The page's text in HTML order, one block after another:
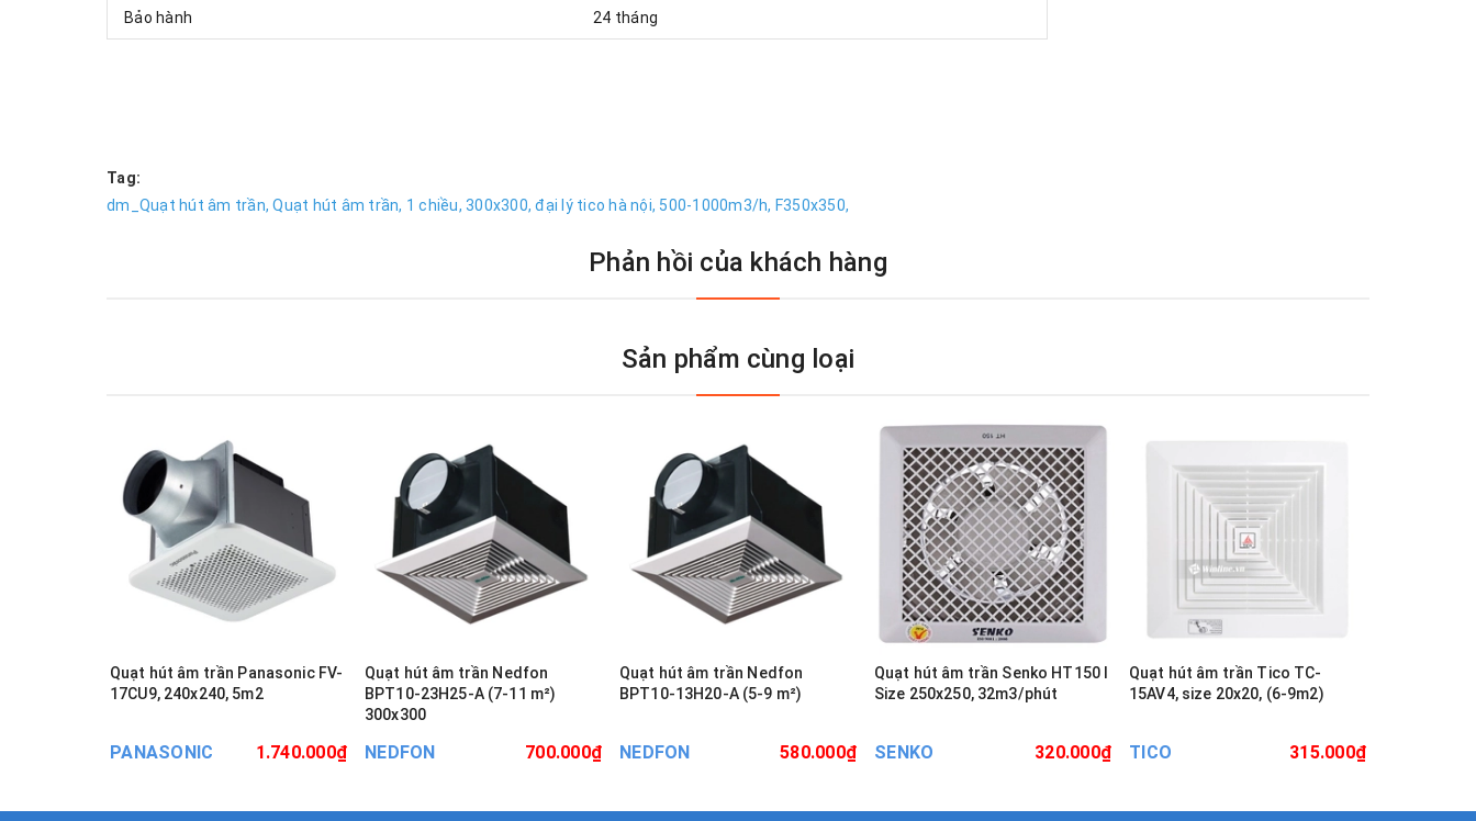
Bảo hành 24 tháng
Tag:
dm_Quạt hút âm trần, Quạt hút âm trần, 1 chiều, 300x300, đại lý tico hà nội, 500-1000m3/h, F350x350,
Phản hồi của khách hàng
Sản phẩm cùng loại
Quạt hút âm trần Panasonic FV-
17CU9, 240x240, 5m2
PANASONIC 1.740.000₫
Quạt hút âm trần Nedfon
BPT10-23H25-A (7-11 m²)
300x300
NEDFON 700.000₫
Quạt hút âm trần Nedfon
BPT10-13H20-A (5-9 m²)
NEDFON 580.000₫
Quạt hút âm trần Senko HT150 I
Size 250x250, 32m3/phút
SENKO 320.000₫
Quạt hút âm trần Tico TC-
15AV4, size 20x20, (6-9m2)
TICO 315.000₫